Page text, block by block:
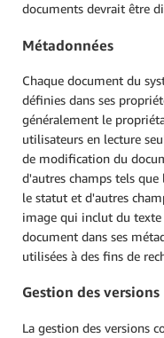
documents devrait être
Métadonnées
Chaque document du
définies dans ses
généralement le
utilisateurs en lecture
de modification du
d'autres champs tels
le statut et d'autres
image qui inclut du
document dans ses
utilisées à des fins de
Gestion des versions
La gestion des versions